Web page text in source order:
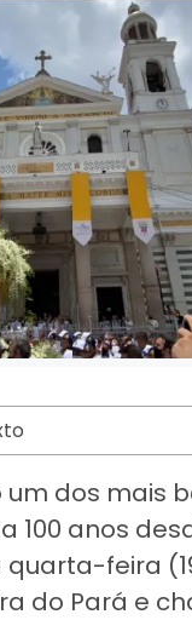
dos mais
100 anos
feira
do Pará e